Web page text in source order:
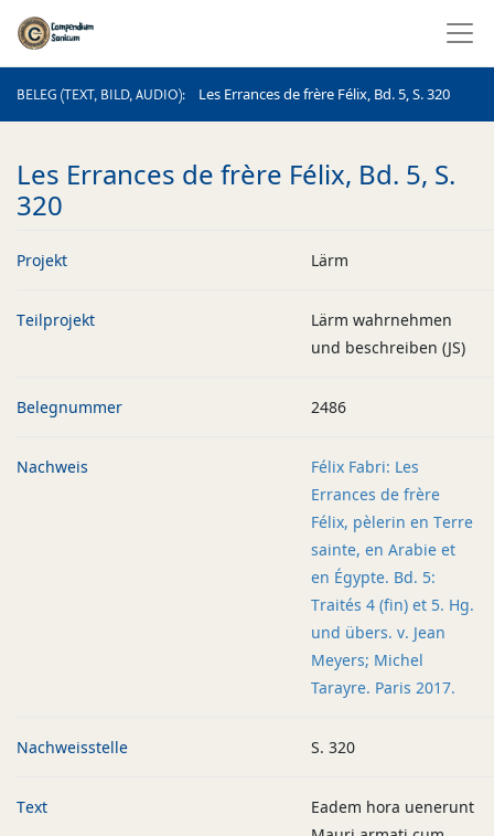
BELEG (TEXT, BILD, AUDIO) Les Errances de frère Félix, Bd. 5, S. 320
BELEG (TEXT, BILD, AUDIO)
Les Errances de frère Félix, Bd. 5, S.
320
Projekt Lärm
Teilprojekt
Lärm wahrnehmen
und beschreiben (JS)
Belegnummer 2486
Nachweis
Félix Fabri: Les
Errances de frère
Félix, pèlerin en Terre
sainte, en Arabie et
en Égypte. Bd. 5:
Traités 4 (fin) et 5. Hg.
und übers. v. Jean
Meyers; Michel
Tarayre. Paris 2017.
Nachweisstelle S. 320
Text
Eadem hora uenerunt